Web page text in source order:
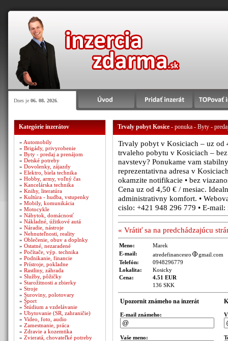
Dnes je 06. 08. 2026
Kategórie inzerátov
» Automobily
» Brigády, privyrobenie
» Byty - predaj a prenájom
» Detské potreby
» Dovolenky, zájazdy
» Elektro, biela technika
» Hobby, army, voľný čas
» Kancelárska technika
» Knihy, literatúra
» Kultúra - hudba, vstupenky
» Mobily, komunikácia
» Motocykle
» Nábytok, domácnosť
» Nákladné, úžitkové autá
» Náradie, nástroje
» Nehnuteľnosti, reality
» Oblečenie, obuv a doplnky
» Ostatné, nezaradené
» Počítače, výp. technika
» Podnikanie, financie
» Prístroje, pokladne
» Rastliny, záhrada
» Služby, pôžičky
» Starožitnosti a zbierky
» Stroje
» Suroviny, polotovary
» Šport
» Štúdium a vzdelávanie
» Ubytovanie (SR, zahraničie)
» Video, foto, audio
» Zamestnanie, práca
» Zdravie a kozemtika
» Zvieratá, chovateľké potreby
Trvaly pobyt Kosice- ponuka - Byty -
Trvaly pobyt v Kosiciach – uz od
trvaleho pobytu v Kosiciach –
navstevy? Ponukame vam
reprezentativna adresa v
okamzite notifikacie • bez
Cena uz od 4,50 € / mesiac.
administrativny komfort. •
cislo: +421 948 296 779 • E-
« Vrátiť sa na predchádzajúcu
Meno:
Marek
E-mail:
atredefinancesro
gmail.com
Telefón:
0948296779
Lokalita:
Kosicky
Cena:
4.51 EUR
136 SKK
Upozornit známeho na inzerát
E-mail známeho:
Vaše meno: